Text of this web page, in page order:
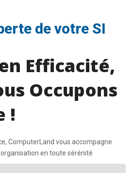
de votre SI
Efficacité,
Occupons
!
ComputerLand vous accompagne
en toute sérénité